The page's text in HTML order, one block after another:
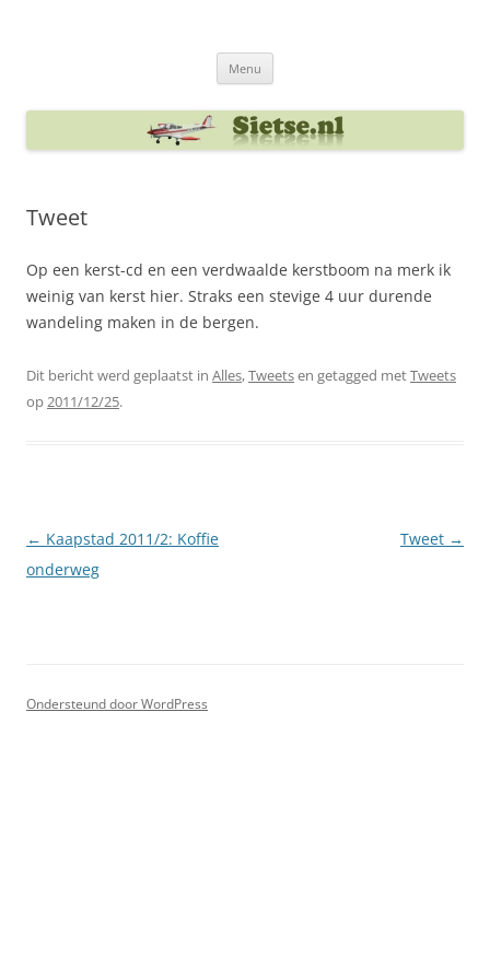
Menu
Tweet
Op een kerst-cd en een verdwaalde kerstboom na merk ik
weinig van kerst hier. Straks een stevige 4 uur durende
wandeling maken in de bergen.
Dit bericht werd geplaatst in Alles,Tweetsen getagged metTweets
op2011/12/25.
Berichtnavigatie
← Kaapstad 2011/2: Koffie
onderweg
Tweet →
Ondersteund door WordPress